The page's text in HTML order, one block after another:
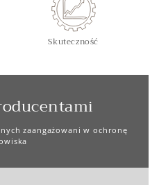
Skuteczność
zaangażowani w ochronę